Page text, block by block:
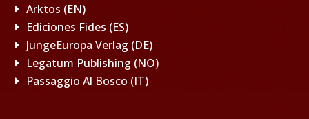
Arktos (EN)
Ediciones Fides (ES)
JungeEuropa Verlag (DE)
Legatum Publishing (NO)
Passaggio Al Bosco (IT)